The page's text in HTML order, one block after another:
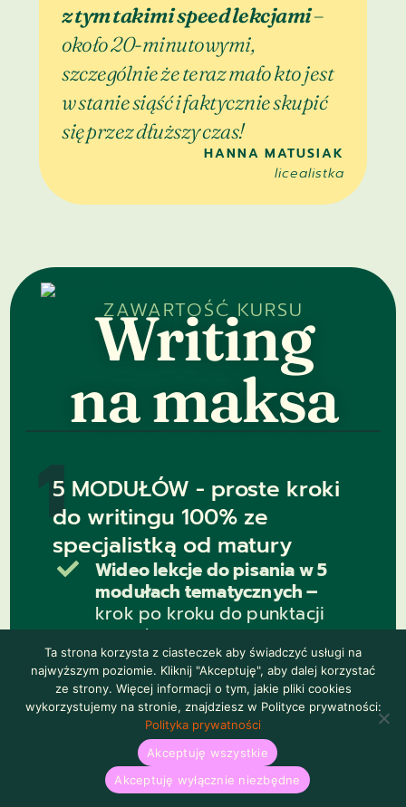
z tym takimi speed lekcjami–
około 20-minutowymi,
szczególnie że teraz mało kto jest
w stanie siąść i faktycznie skupić
się przez dłuższy czas!
HANNA MATUSIAK
licealistka
ZAWARTOŚĆ KURSU
Writing
na maksa
1
5 MODUŁÓW - proste kroki
do writingu 100% ze
specjalistką od matury

Wideo lekcje do pisania w 5
modułach tematycznych –
krok po kroku do punktacji
na maksa
Wartość rynkowa: 600 zł
2
Narzędzia do ćwiczenia
writingu
Workbooki KROK-PO-KROKU
do wszystkich rodzajów
Ta strona korzysta z ciasteczek aby świadczyć usługi na
najwyższym poziomie. Kliknij "Akceptuję", aby dalej korzystać
ze strony. Więcej informacji o tym, jakie pliki cookies
wykorzystujemy na stronie, znajdziesz w Polityce prywatności:
Polityka prywatności
Akceptuję wszystkie
Akceptuję wyłącznie niezbędne